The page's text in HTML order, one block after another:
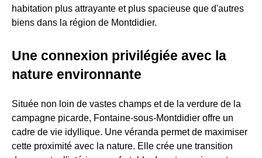
habitation plus attrayante et plus spacieuse que d'autres
biens dans la région de Montdidier.
Une connexion privilégiée avec la
nature environnante
Située non loin de vastes champs et de la verdure de la
campagne picarde, Fontaine-sous-Montdidier offre un
cadre de vie idyllique. Une véranda permet de maximiser
cette proximité avec la nature. Elle crée une transition